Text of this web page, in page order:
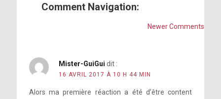
Comment Navigation:
Newer Comments
Mister-GuiGui dit :
16 AVRIL 2017 À 10 H 44 MIN
Alors ma première réaction a été d’être content